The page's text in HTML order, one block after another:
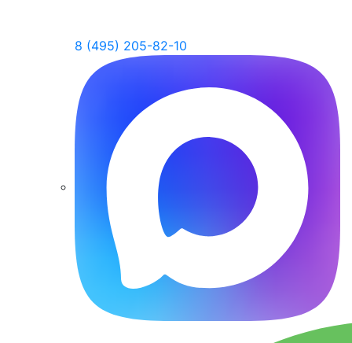
8 (495) 205-82-10